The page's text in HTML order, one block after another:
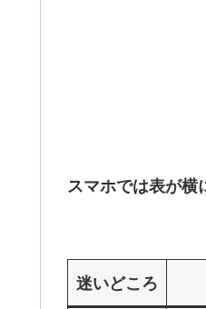
スマホでは表が横
迷いどころ